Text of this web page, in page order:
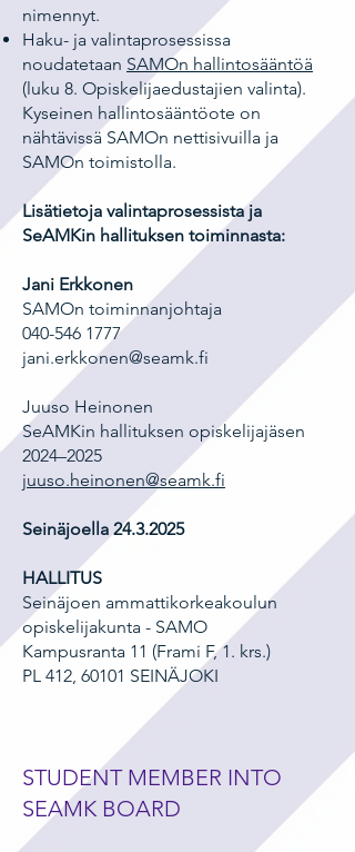
nimennyt.
Haku- ja valintaprosessissa
noudatetaan SAMOn hallintosääntöä
(luku 8. Opiskelijaedustajien valinta).
Kyseinen hallintosääntöote on
nähtävissä SAMOn nettisivuilla ja
SAMOn toimistolla.
Lisätietoja valintaprosessista ja
SeAMKin hallituksen toiminnasta:
Jani Erkkonen
SAMOn toiminnanjohtaja
040-546 1777
jani.erkkonen@seamk.fi
Juuso Heinonen
SeAMKin hallituksen opiskelijajäsen
2024–2025
juuso.heinonen@seamk.fi
Seinäjoella 24.3.2025
HALLITUS
Seinäjoen ammattikorkeakoulun
opiskelijakunta - SAMO
Kampusranta 11 (Frami F, 1. krs.)
PL 412, 60101 SEINÄJOKI
STUDENT MEMBER INTO
SEAMK BOARD